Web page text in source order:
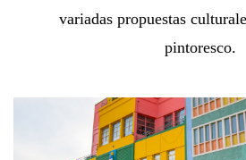
variadas propuestas
pintoresco.